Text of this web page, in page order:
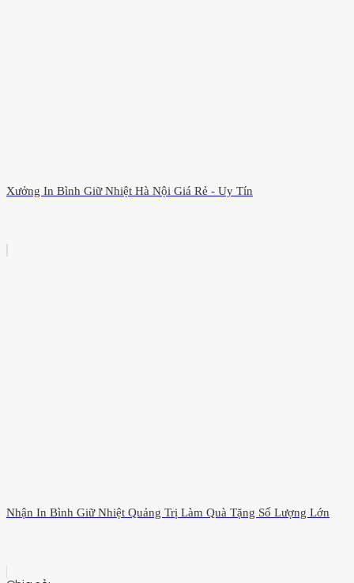
Xưởng In Bình Giữ Nhiệt Hà Nội Giá Rẻ - Uy Tín
Nhận In Bình Giữ Nhiệt Quảng Trị Làm Quà Tặng Số Lượng Lớn